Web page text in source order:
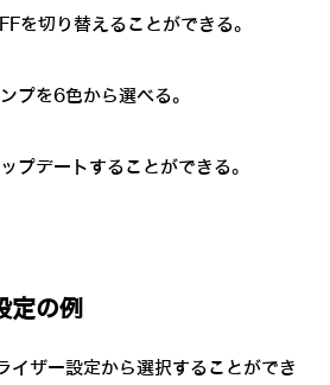
を切り替えることができる。
プを6色から選べる。
プデートすることができる。
定の例
イザー設定から選択することができ